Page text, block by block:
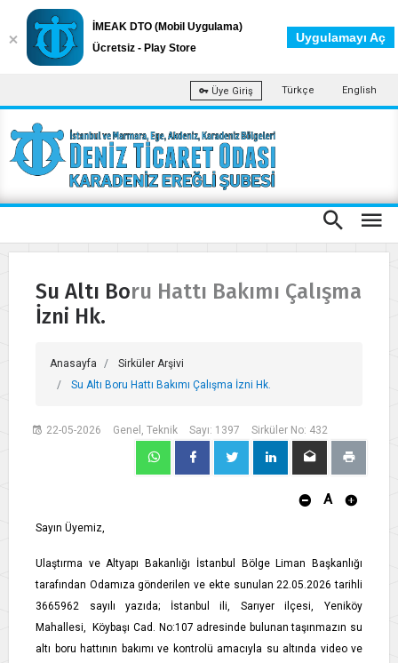
Üye Giriş Türkçe English
Su Altı Boru Hattı Bakımı Çalışma
İzni Hk.
Anasayfa
Sirküler Arşivi
Su Altı Boru Hattı Bakımı Çalışma İzni Hk.
22-05-2026 Genel, Teknik Sayı: 1397 Sirküler No: 432
A
Sayın Üyemiz,
Ulaştırma ve Altyapı Bakanlığı İstanbul Bölge Liman Başkanlığı
tarafından Odamıza gönderilen ve ekte sunulan 22.05.2026 tarihli
3665962 sayılı yazıda; İstanbul ili, Sarıyer ilçesi, Yeniköy
Mahallesi, Köybaşı Cad. No:107 adresinde bulunan taşınmazın su
altı boru hattının bakımı ve kontrolü amacıyla su altında video ve
İMEAK DTO (Mobil Uygulama)
Ücretsiz - Play Store
Uygulamayı Aç